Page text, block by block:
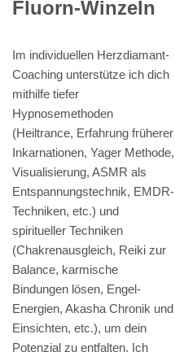
Fluorn-Winzeln
Im individuellen Herzdiamant-
Coaching unterstütze ich dich
mithilfe tiefer
Hypnosemethoden
(Heiltrance, Erfahrung früherer
Inkarnationen, Yager Methode,
Visualisierung, ASMR als
Entspannungstechnik, EMDR-
Techniken, etc.) und
spiritueller Techniken
(Chakrenausgleich, Reiki zur
Balance, karmische
Bindungen lösen, Engel-
Energien, Akasha Chronik und
Einsichten, etc.), um dein
Potenzial zu entfalten. Ich